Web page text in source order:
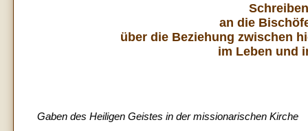
an die
über die Beziehung zwischen
im Leben und
Gaben des Heiligen Geistes in der missionarischen Kirche